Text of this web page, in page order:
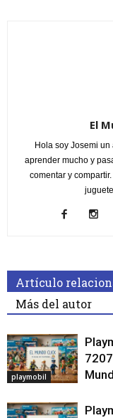
El
Hola soy Josemi
aprender mucho y
comentar y
Artículo
Más del autor
playmobil